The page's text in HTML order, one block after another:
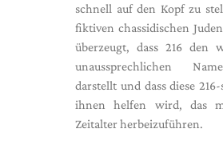
schnell auf den Kopf zu
fiktiven chassidischen
überzeugt, dass 216 den
unaussprechlichen
darstellt und dass diese
ihnen helfen wird, das
Zeitalter herbeizuführen.